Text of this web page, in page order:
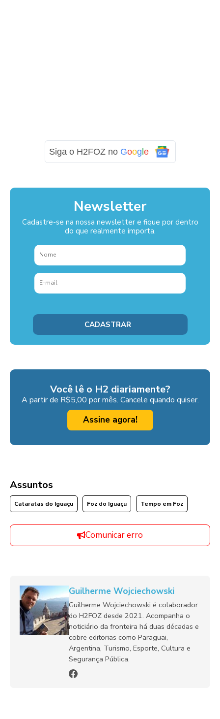
Siga o H2FOZ no Goog e
Newsletter
Cadastre-se na nossa newsletter e fique por dentro
do que realmente importa.
Você lê o H2 diariamente?
A partir de R$5,00 por mês. Cancele quando quiser.
Assine agora!
Assuntos
Cataratas do Iguaçu Foz do Iguaçu Tempo em Foz
Comunicar erro
Guilherme Wojciechowski
Guilherme Wojciechowski é colaborador
do H2FOZ desde 2021. Acompanha o
noticiário da fronteira há duas décadas e
cobre editorias como Paraguai,
Argentina, Turismo, Esporte, Cultura e
Segurança Pública.